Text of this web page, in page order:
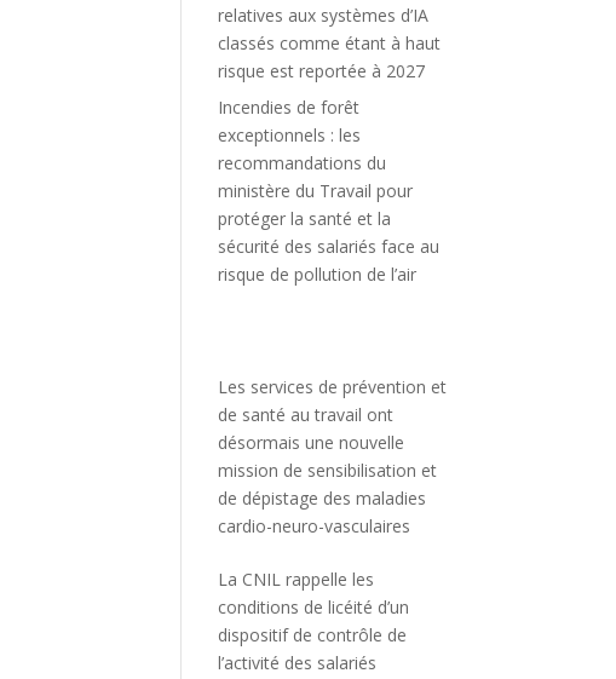
relatives aux systèmes d’IA
classés comme étant à haut
risque est reportée à 2027
Incendies de forêt
exceptionnels : les
recommandations du
ministère du Travail pour
protéger la santé et la
sécurité des salariés face au
risque de pollution de l’air
Les services de prévention et
de santé au travail ont
désormais une nouvelle
mission de sensibilisation et
de dépistage des maladies
cardio-neuro-vasculaires
La CNIL rappelle les
conditions de licéité d’un
dispositif de contrôle de
l’activité des salariés